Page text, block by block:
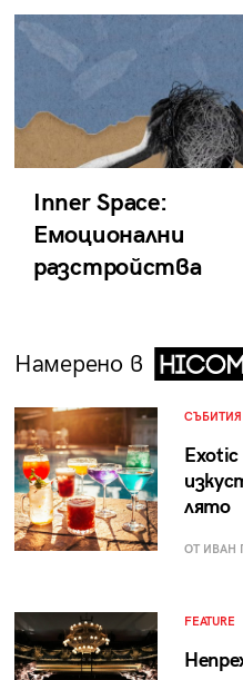
Inner Space:
Емоционални
разстройства
Намерено в
СЪБИТИЯ
лято
ОТ ИВАН
FEATURE